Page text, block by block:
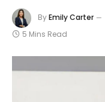
ByEmily Carter
5 Mins Read